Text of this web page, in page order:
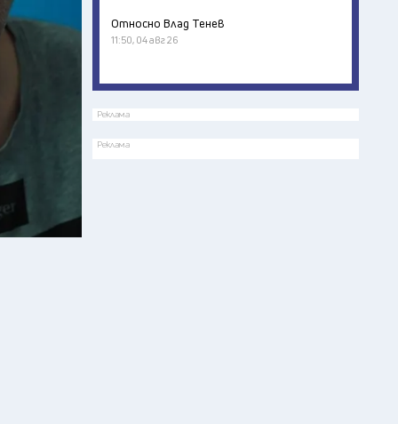
Относно Влад Тенев
11:50, 04 авг 26
Реклама
Реклама